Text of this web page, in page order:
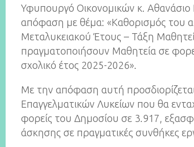
Υφυπουργό Οικονομικών κ.
απόφαση με θέμα: «Καθορισμός του
Μεταλυκειακού Έτους – Τάξη
πραγματοποιήσουν Μαθητεία σε
σχολικό έτος 2025-2026».
Με την απόφαση αυτή
Επαγγελματικών Λυκείων που θα
φορείς του Δημοσίου σε 3.917,
άσκησης σε πραγματικές συνθήκες